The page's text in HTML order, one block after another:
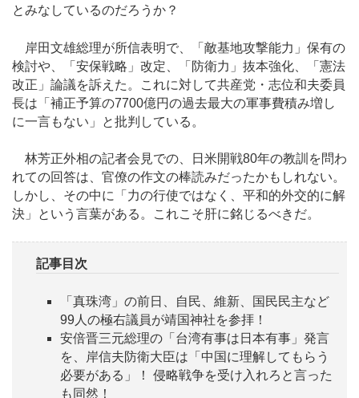
とみなしているのだろうか？
岸田文雄総理が所信表明で、「敵基地攻撃能力」保有の
検討や、「安保戦略」改定、「防衛力」抜本強化、「憲法
改正」論議を訴えた。これに対して共産党・志位和夫委員
長は「補正予算の7700億円の過去最大の軍事費積み増し
に一言もない」と批判している。
林芳正外相の記者会見での、日米開戦80年の教訓を問わ
れての回答は、官僚の作文の棒読みだったかもしれない。
しかし、その中に「力の行使ではなく、平和的外交的に解
決」という言葉がある。これこそ肝に銘じるべきだ。
記事目次
「真珠湾」の前日、自民、維新、国民民主など
99人の極右議員が靖国神社を参拝！
安倍晋三元総理の「台湾有事は日本有事」発言
を、岸信夫防衛大臣は「中国に理解してもらう
必要がある」！ 侵略戦争を受け入れろと言った
も同然！